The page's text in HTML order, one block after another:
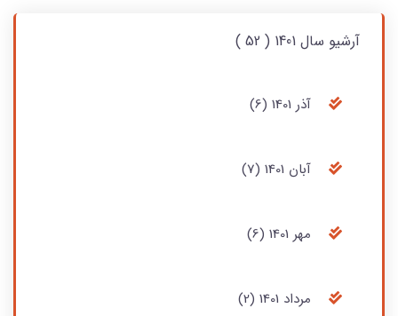
آرشیو سال 1401 ( 52 )
آذر 1401 (6)
آبان 1401 (7)
مهر 1401 (6)
مرداد 1401 (2)